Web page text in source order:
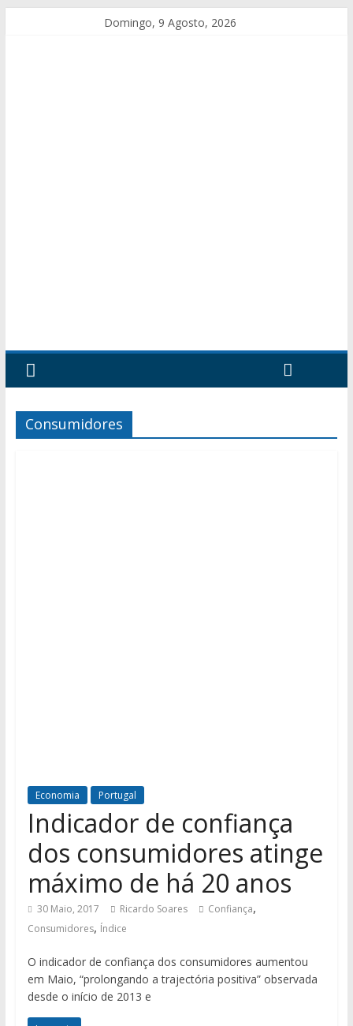
Domingo, 9 Agosto, 2026
Consumidores
Economia Portugal
Indicador de confiança
dos consumidores atinge
máximo de há 20 anos
30 Maio, 2017 Ricardo Soares Confiança,
Consumidores, Índice
O indicador de confiança dos consumidores aumentou
em Maio, “prolongando a trajectória positiva” observada
desde o início de 2013 e